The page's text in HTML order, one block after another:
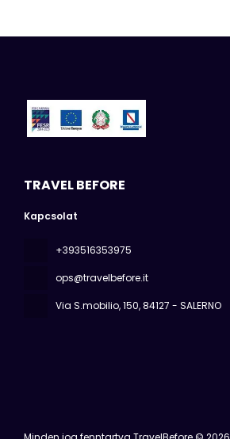
TRAVEL BEFORE
Kapcsolat
+393516353975
ops@travelbefore.it
Via S.mobilio, 150, 84127 - SALERNO